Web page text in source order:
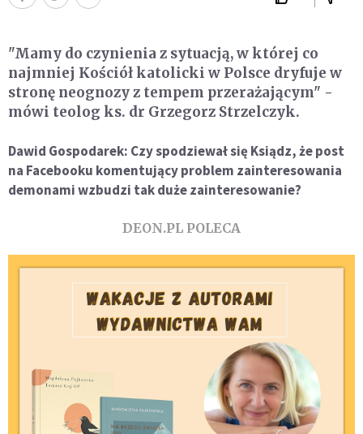
"Mamy do czynienia z sytuacją, w której co
najmniej Kościół katolicki w Polsce dryfuje w
stronę neognozy z tempem przerażającym" -
mówi teolog ks. dr Grzegorz Strzelczyk.
Dawid Gospodarek: Czy spodziewał się Ksiądz, że post
na Facebooku komentujący problem zainteresowania
demonami wzbudzi tak duże zainteresowanie?
DEON.PL POLECA